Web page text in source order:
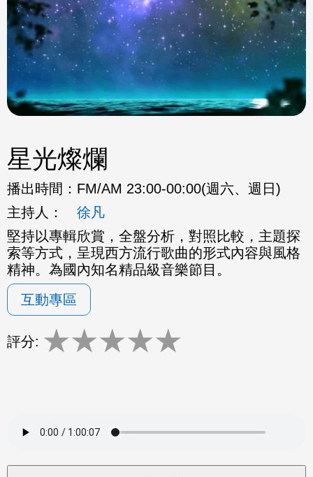
星光燦爛
播出時間： FM/AM 23:00-00:00(週六、週日)
主持人：
徐凡
堅持以專輯欣賞，全盤分析，對照比較，主題探
索等方式，呈現西方流行歌曲的形式內容與風格
精神。為國內知名精品級音樂節目。
互動專區
評分: ★★★★★